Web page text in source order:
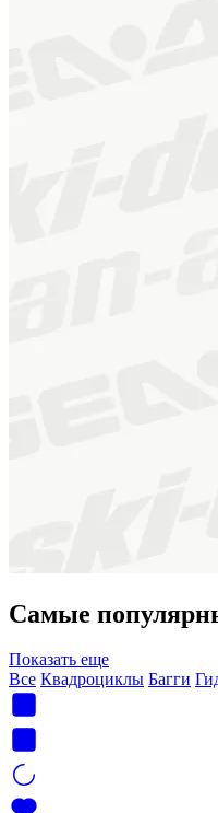
Самые
Показать еще
Все Квадроциклы Багги